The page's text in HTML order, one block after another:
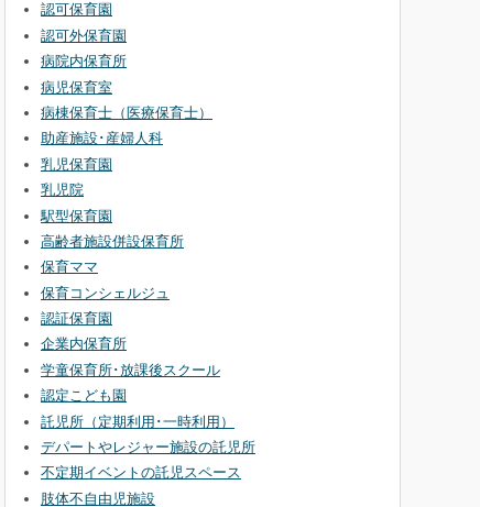
認可保育園
認可外保育園
病院内保育所
病児保育室
病棟保育士（医療保育士）
助産施設･産婦人科
乳児保育園
乳児院
駅型保育園
高齢者施設併設保育所
保育ママ
保育コンシェルジュ
認証保育園
企業内保育所
学童保育所･放課後スクール
認定こども園
託児所（定期利用･一時利用）
デパートやレジャー施設の託児所
不定期イベントの託児スペース
肢体不自由児施設